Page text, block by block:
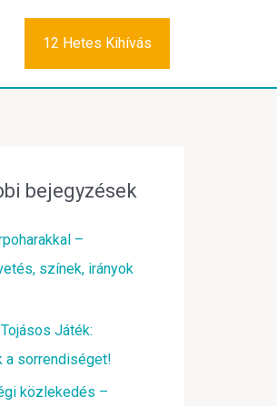
12 Hetes Kihívás
bejegyzések
–
színek, irányok
Játék:
a sorrendiséget!
közlekedés –